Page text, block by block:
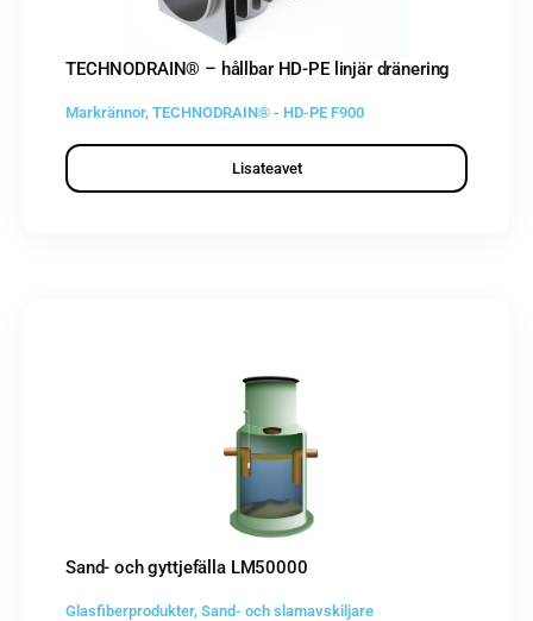
TECHNODRAIN® – hållbar HD-PE linjär dränering
Markrännor, TECHNODRAIN® - HD-PE F900
Lisateavet
Sand- och gyttjefälla LM50000
Glasfiberprodukter, Sand- och slamavskiljare